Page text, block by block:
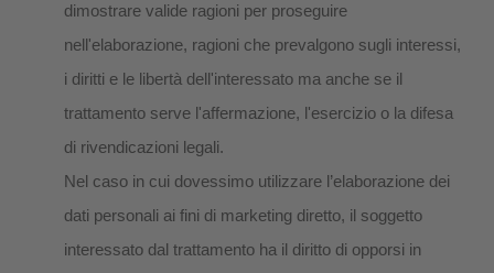
dimostrare valide ragioni per proseguire
nell'elaborazione, ragioni che prevalgono sugli interessi,
i diritti e le libertà dell'interessato ma anche se il
trattamento serve l'affermazione, l'esercizio o la difesa
di rivendicazioni legali.
Nel caso in cui dovessimo utilizzare l’elaborazione dei
dati personali ai fini di marketing diretto, il soggetto
interessato dal trattamento ha il diritto di opporsi in